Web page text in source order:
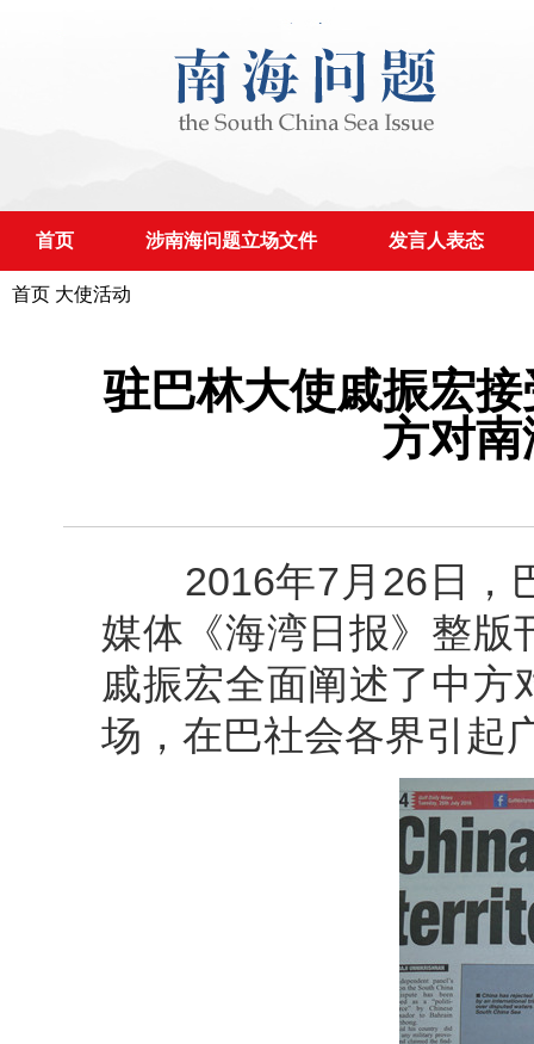
首页 涉南海问题立场文件 发言人表态
首页 大使活动
驻巴林大使戚振宏
方对
2016年7月26日，巴
媒体《海湾日报》整版
戚振宏全面阐述了中
场，在巴社会各界引起